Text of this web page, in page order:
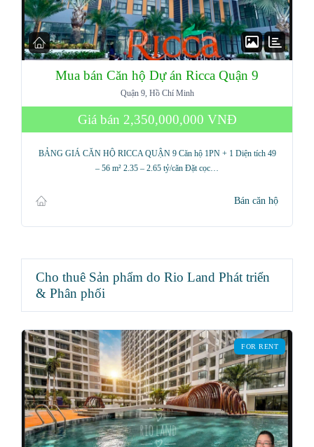
Mua bán Căn hộ Dự án Ricca Quận 9
Quận 9, Hồ Chí Minh
Giá bán 2,350,000,000 VNĐ
BẢNG GIÁ CĂN HỘ RICCA QUẬN 9 Căn hộ 1PN + 1 Diện tích 49
– 56 m² 2.35 – 2.65 tỷ/căn Đặt cọc…
Bán căn hộ
Cho thuê Sản phẩm do Rio Land Phát triển
& Phân phối
FOR RENT